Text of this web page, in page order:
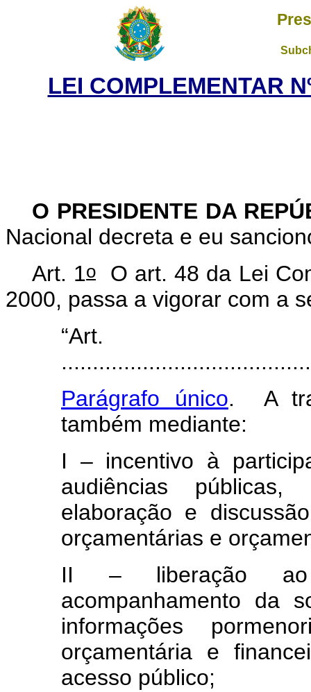
LEI COMPLEMENTAR
O PRESIDENTE DA
Nacional decreta e eu
Art. 1o
O art. 48 da Lei
2000, passa a vigorar com a
Parágrafo único. A
também mediante:
I – incentivo à
audiências
elaboração e
orçamentárias e
II – liberação ao
acompanhamento da
informações
orçamentária e
acesso público;